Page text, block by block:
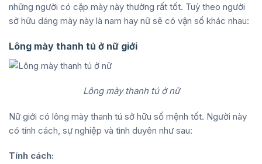
những người có cặp mày này thường rất tốt. Tuỳ theo người
sở hữu dáng mày này là nam hay nữ sẽ có vận số khác nhau:
Lông mày thanh tú ở nữ giới
Lông mày thanh tú ở nữ
Nữ giới có lông mày thanh tú sở hữu số mệnh tốt. Người này
có tính cách, sự nghiệp và tình duyên như sau:
Tính cách: